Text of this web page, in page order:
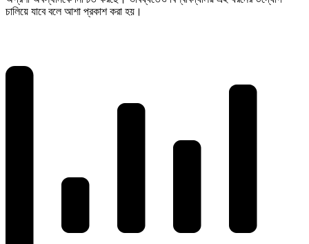
চালিয়ে যাবে বলে আশা প্রকাশ করা হয়।